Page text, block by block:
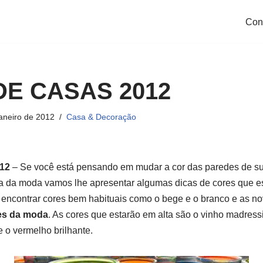
CASAS 2012
de 2012 Casa & Decoração
– Se você está pensando em mudar a cor das paredes de
da moda vamos lhe apresentar algumas dicas de cores que
cores bem habituais como o bege e o branco e as
da moda. As cores que estarão em alta são o vinho
o vermelho brilhante.